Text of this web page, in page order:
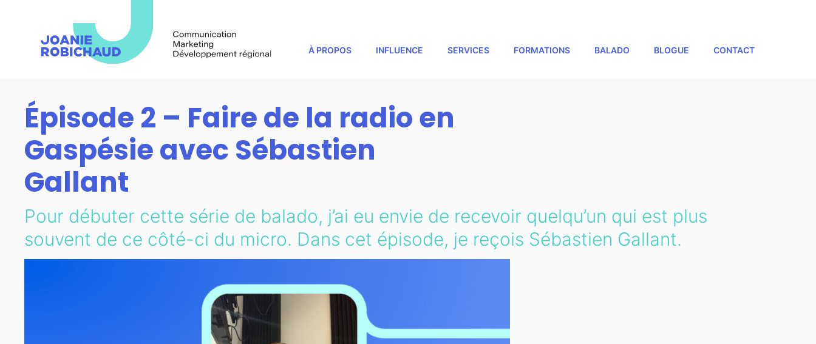
À PROPOS INFLUENCE SERVICES FORMATIONS BALADO BLOGUE CONTACT
Épisode 2 – Faire de la radio en
Gaspésie avec Sébastien
Gallant
Pour débuter cette série de balado, j’ai eu envie de recevoir quelqu’un qui est plus
souvent de ce côté-ci du micro. Dans cet épisode, je reçois Sébastien Gallant.